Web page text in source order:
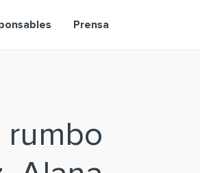
Prensa
rumbo